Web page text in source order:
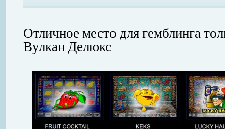
Отличное место для гемблинга
Вулкан Делюкс